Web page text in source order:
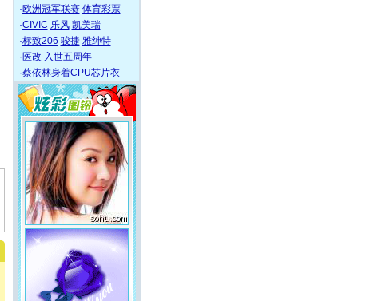
·欧洲冠军联赛 体育彩票
·CIVIC 乐风 凯美瑞
·标致206 骏捷 雅绅特
· 医改 入世五周年
·蔡依林身着CPU芯片衣